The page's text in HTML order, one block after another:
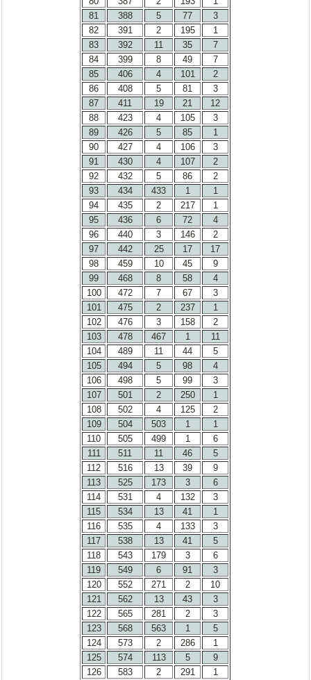
81
388 5 77
3
82
391 2 195
1
83
392 11 35
7
84
399 8 49
7
85
406 4 101
2
86
408 5 81
3
87
411 19 21
12
88
423 4 105
3
89
426 5 85
1
90
427 4 106
3
91
430 4 107
2
92
432 5 86
2
93
434 433 1
1
94
435 2 217
1
95
436 6 72
4
96
440 3 146
2
97
442 25 17
17
98
459 10 45
9
99
468 8 58
4
100
472 7 67
3
101
475 2 237
1
102
476 3 158
2
103
478 467 1
11
104
489 11 44
5
105
494 5 98
4
106
498 5 99
3
107
501 2 250
1
108
502 4 125
2
109
504 503 1
1
110
505 499 1
6
111
511 11 46
5
112
516 13 39
9
113
525 173 3
6
114
531 4 132
3
115
534 13 41
1
116
535 4 133
3
117
538 13 41
5
118
543 179 3
6
119
549 6 91
3
120
552 271 2
10
121
562 13 43
3
122
565 281 2
3
123
568 563 1
5
124
573 2 286
1
125
574 113 5
9
126
583 2 291
1